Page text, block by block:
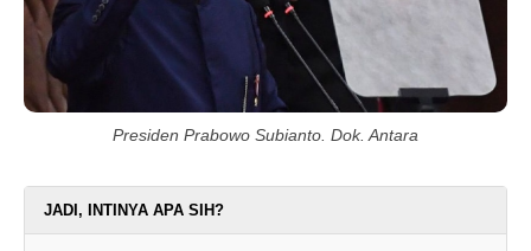
Presiden Prabowo Subianto. Dok. Antara
JADI, INTINYA APA SIH?